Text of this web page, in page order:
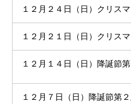
１２月２４日（日）クリス
１２月２１日（日）クリス
１２月１４日（日）降誕節
１２月７日（日）降誕節第